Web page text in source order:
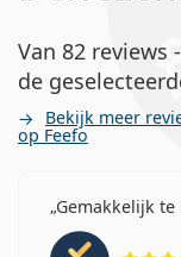
Van 82 reviews
de
Bekijk meer
op Feefo
Gemakkelijk te